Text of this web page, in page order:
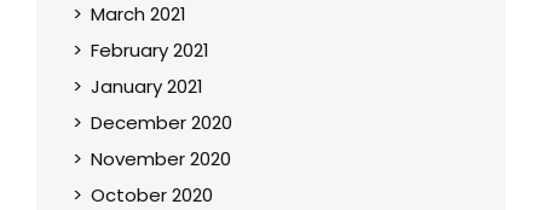
March 2021
February 2021
January 2021
December 2020
November 2020
October 2020